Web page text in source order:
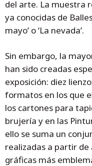
del arte. La muestra
ya conocidas de
mayo’ o ‘La nevada’.
Sin embargo, la
han sido creadas
exposición: diez
formatos en los que
los cartones para
brujería y en las
ello se suma un
realizadas a partir de
gráficas más